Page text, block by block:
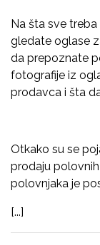
Na šta sve
gledate oglase
da prepoznate
fotografije iz
prodavca i šta
Otkako su se
prodaju
polovnjaka je
[...]